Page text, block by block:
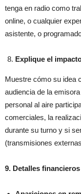
tenga en radio como
online, o cualquier
asistente, o
Explique el
Muestre cómo su idea
audiencia de la
personal al aire
comerciales, la
durante su turno y si
(transmisiones
9. Detalles